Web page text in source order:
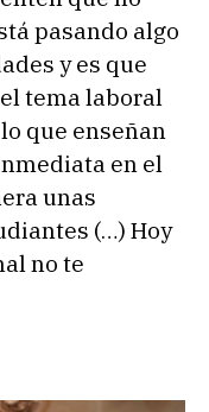
pasando algo
y es que
tema laboral
que enseñan
en el
unas
(…) Hoy
no te